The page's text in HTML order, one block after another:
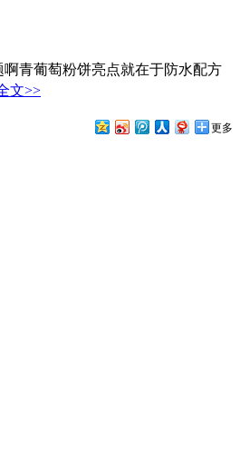
青葡萄粉饼亮点就在于防水配方
文>>
更多